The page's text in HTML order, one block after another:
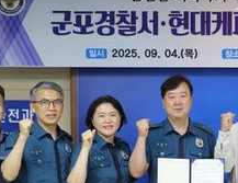
성근, 항소심도 징역 3년
봐주기 감사' 유병호 구속기소
돌파, 4053명 발생 1850명 사망
권 폭염중대경보, 폭염경보로 하향
' 안동·의성 관할 4개 면 특별재난
, 정원 초과 시 낮은 계급 임용…희망